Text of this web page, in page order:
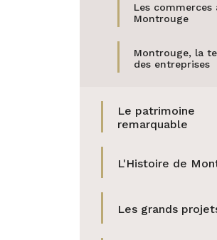
Les commerces
Montrouge
Montrouge, la
des entreprises
Le patrimoine
remarquable
L'Histoire de
Les grands